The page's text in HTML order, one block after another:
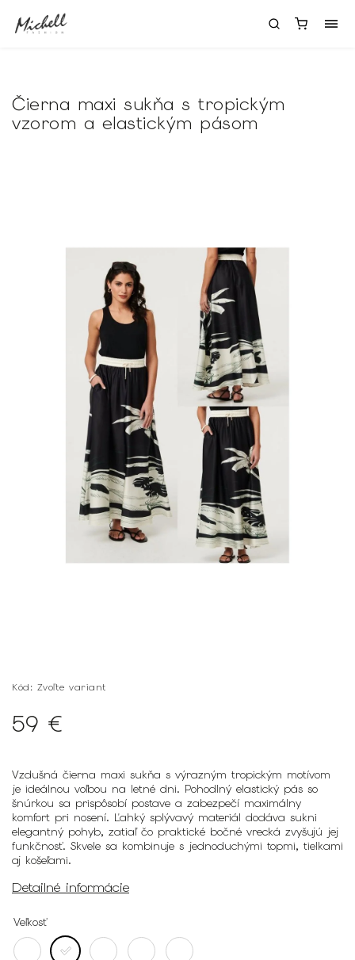
Čierna maxi sukňa s tropickým
vzorom a elastickým pásom
Kód: Zvoľte variant
59 €
Vzdušná čierna maxi sukňa s výrazným tropickým motívom
je ideálnou voľbou na letné dni. Pohodlný elastický pás so
šnúrkou sa prispôsobí postave a zabezpečí maximálny
komfort pri nosení. Ľahký splývavý materiál dodáva sukni
elegantný pohyb, zatiaľ čo praktické bočné vrecká zvyšujú jej
funkčnosť. Skvele sa kombinuje s jednoduchými topmi, tielkami
aj košeľami.
Detailné informácie
Veľkosť